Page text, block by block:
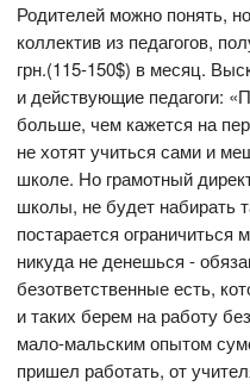
Родителей можно понять,
коллектив из педагогов,
грн.(115-150$) в месяц.
и действующие педагоги:
больше, чем кажется на
не хотят учиться сами и
школе. Но грамотный
школы, не будет набирать
постарается
никуда не денешься -
безответственные есть,
и таких берем на работу
мало-мальским опытом
пришел работать, от